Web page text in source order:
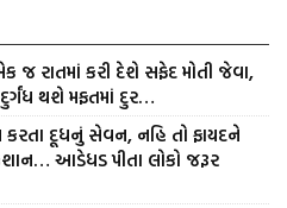
જ રાતમાં કરી દેશે સફેદ મોતી જેવા,
થશે મફતમાં દુર…
દૂધનું સેવન, નહિ તો ફાયદને
આડેધડ પીતા લોકો જરૂર